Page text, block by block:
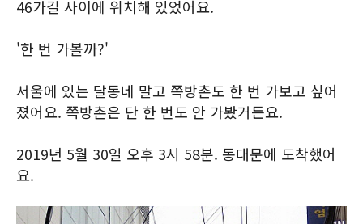
46가길 사이에 위치해 있었어요.
'한 번 가볼까?'
서울에 있는 달동네 말고 쪽방촌도 한 번 가보고 싶어
졌어요. 쪽방촌은 단 한 번도 안 가봤거든요.
2019년 5월 30일 오후 3시 58분. 동대문에 도착했어
요.